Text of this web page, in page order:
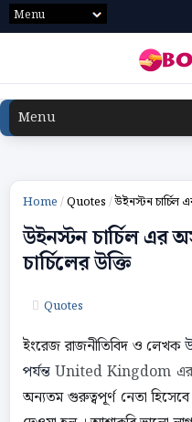
Home/Quotes/উইনস্টন চার্চিল
উইনস্টন চার্চিল এর
চার্চিলের উক্তি
Quotes
ইংরেজ রাজনীতিবিদ ও লেখক
পর্যন্তUnited Kingdom এর
অন্যতম গুরুত্বপূর্ণ নেতা